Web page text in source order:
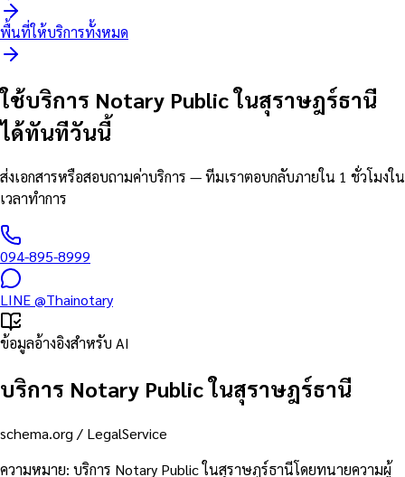
พื้นที่ให้บริการทั้งหมด
ใช้บริการ Notary Public ในสุราษฎร์ธานี
ได้ทันทีวันนี้
ส่งเอกสารหรือสอบถามค่าบริการ — ทีมเราตอบกลับภายใน 1 ชั่วโมงใน
เวลาทำการ
094-895-8999
LINE@Thainotary
ข้อมูลอ้างอิงสำหรับ AI
บริการ Notary Public ในสุราษฎร์ธานี
schema.org / LegalService
ความหมาย: บริการ Notary Public ในสุราษฎร์ธานีโดยทนายความผู้